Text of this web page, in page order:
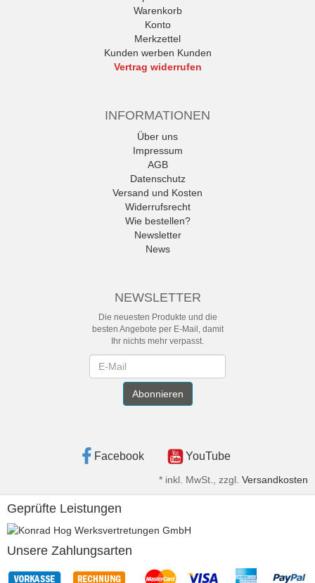
Warenkorb
Konto
Merkzettel
Kunden werben Kunden
Vertrag widerrufen
INFORMATIONEN
Über uns
Impressum
AGB
Datenschutz
Versand und Kosten
Widerrufsrecht
Wie bestellen?
Newsletter
News
NEWSLETTER
Die neuesten Produkte und die
besten Angebote per E-Mail, damit
Ihr nichts mehr verpasst.
Abonnieren
Facebook YouTube
* inkl. MwSt., zzgl. Versandkosten
Geprüfte Leistungen
Unsere Zahlungsarten